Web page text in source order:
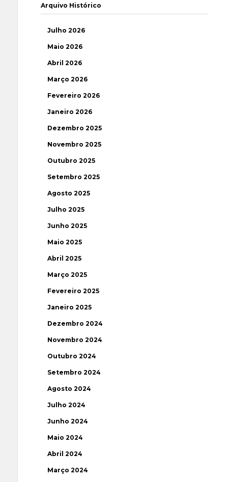
Arquivo Histórico
Julho 2026
Maio 2026
Abril 2026
Março 2026
Fevereiro 2026
Janeiro 2026
Dezembro 2025
Novembro 2025
Outubro 2025
Setembro 2025
Agosto 2025
Julho 2025
Junho 2025
Maio 2025
Abril 2025
Março 2025
Fevereiro 2025
Janeiro 2025
Dezembro 2024
Novembro 2024
Outubro 2024
Setembro 2024
Agosto 2024
Julho 2024
Junho 2024
Maio 2024
Abril 2024
Março 2024